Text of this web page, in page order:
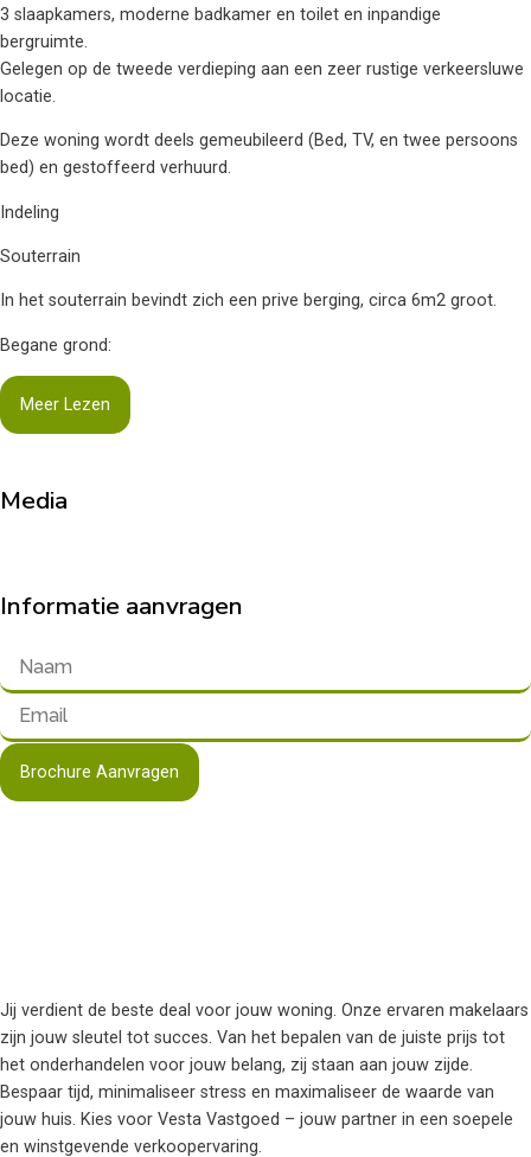
3 slaapkamers, moderne badkamer en toilet en inpandige
bergruimte.
Gelegen op de tweede verdieping aan een zeer rustige verkeersluwe
locatie.
Deze woning wordt deels gemeubileerd (Bed, TV, en twee persoons
bed) en gestoffeerd verhuurd.
Indeling
Souterrain
In het souterrain bevindt zich een prive berging, circa 6m2 groot.
Begane grond:
Meer Lezen
Media
Informatie aanvragen
Brochure Aanvragen
Jij verdient de beste deal voor jouw woning. Onze ervaren makelaars
zijn jouw sleutel tot succes. Van het bepalen van de juiste prijs tot
het onderhandelen voor jouw belang, zij staan aan jouw zijde.
Bespaar tijd, minimaliseer stress en maximaliseer de waarde van
jouw huis. Kies voor Vesta Vastgoed – jouw partner in een soepele
en winstgevende verkoopervaring.